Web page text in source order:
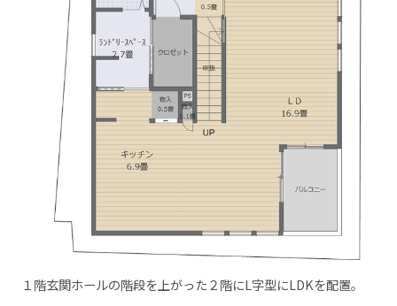
１階玄関ホールの階段を上がった２階にL字型にLDKを配置。